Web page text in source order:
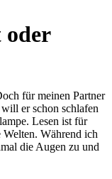
für meinen Partner
er schon schlafen
Lesen ist für
Während ich
die Augen zu und